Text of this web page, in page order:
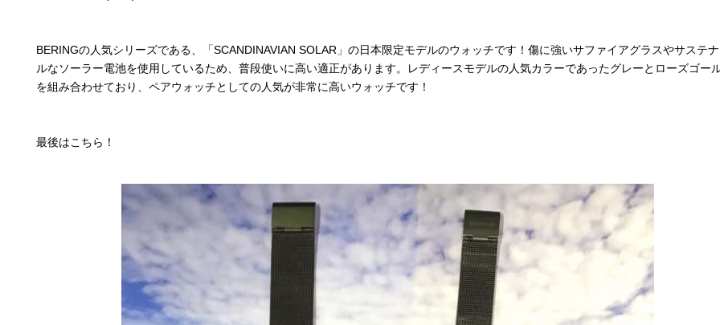
BERINGの人気シリーズである、「SCANDINAVIAN SOLAR」の日本限定モデルのウォッチです！傷に強いサファイアグラスやサステ
ルなソーラー電池を使用しているため、普段使いに高い適正があります。レディースモデルの人気カラーであったグレーとローズゴー
を組み合わせており、ペアウォッチとしての人気が非常に高いウォッチです！
最後はこちら！